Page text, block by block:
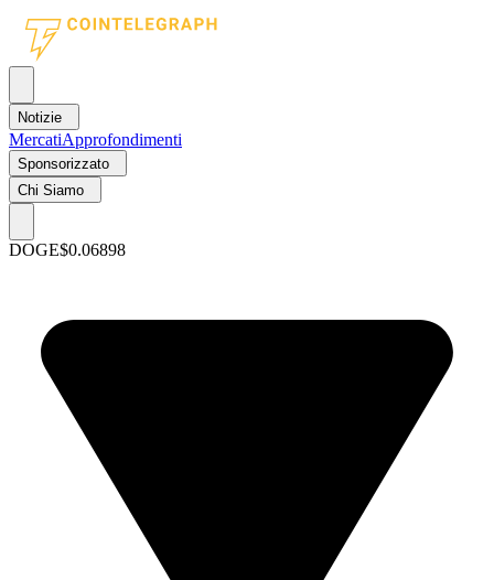
Notizie
MercatiApprofondimenti
Sponsorizzato
Chi Siamo
DOGE$0.06898